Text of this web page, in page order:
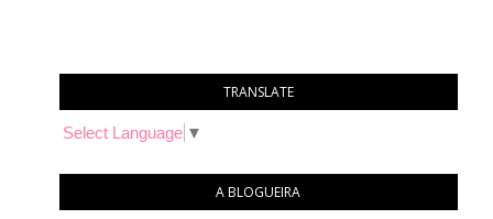
TRANSLATE
Select Language ▼
A BLOGUEIRA